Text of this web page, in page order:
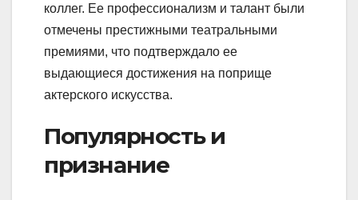
коллег. Ее профессионализм и талант были
отмечены престижными театральными
премиями, что подтверждало ее
выдающиеся достижения на поприще
актерского искусства.
Популярность и
признание